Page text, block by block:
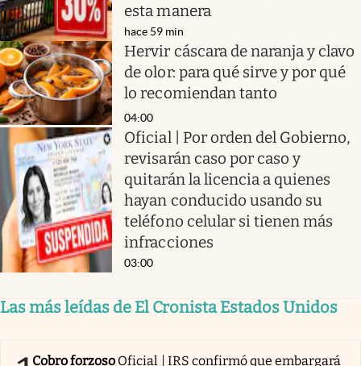
esta manera
hace 59 min
Hervir cáscara de naranja y clavo
de olor: para qué sirve y por qué
lo recomiendan tanto
04:00
Oficial | Por orden del Gobierno,
revisarán caso por caso y
quitarán la licencia a quienes
hayan conducido usando su
teléfono celular si tienen más
infracciones
03:00
Las más leídas de El Cronista Estados Unidos
Cobro forzoso Oficial | IRS confirmó que embargará